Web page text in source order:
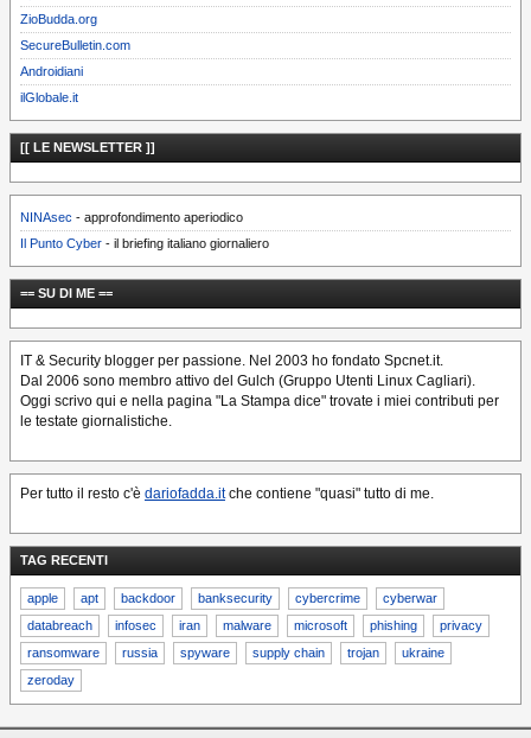
ZioBudda.org
SecureBulletin.com
Androidiani
ilGlobale.it
[[ LE NEWSLETTER ]]
NINAsec - approfondimento aperiodico
Il Punto Cyber - il briefing italiano giornaliero
== SU DI ME ==
IT & Security blogger per passione. Nel 2003 ho fondato Spcnet.it.
Dal 2006 sono membro attivo del Gulch (Gruppo Utenti Linux Cagliari).
Oggi scrivo qui e nella pagina "La Stampa dice" trovate i miei contributi per
le testate giornalistiche.
Per tutto il resto c'è dariofadda.itche contiene "quasi" tutto di me.
TAG RECENTI
apple apt backdoor banksecurity cybercrime
cyberwar
databreach
infosec iran malware microsoft phishing
privacy
ransomware
russia spyware supply chain trojan
ukraine
zeroday